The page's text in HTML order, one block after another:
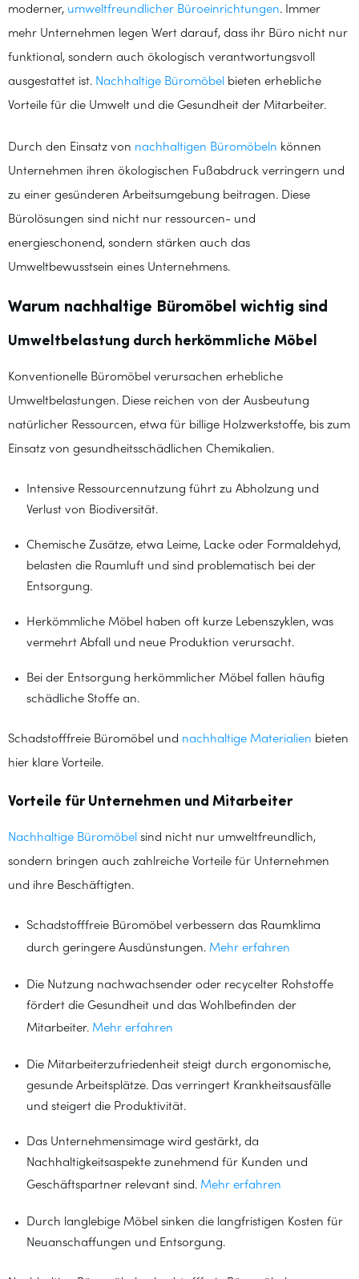
moderner, umweltfreundlicher Büroeinrichtungen. Immer
mehr Unternehmen legen Wert darauf, dass ihr Büro nicht nur
funktional, sondern auch ökologisch verantwortungsvoll
ausgestattet ist. Nachhaltige Büromöbel bieten erhebliche
Vorteile für die Umwelt und die Gesundheit der Mitarbeiter.
Durch den Einsatz von nachhaltigen Büromöbeln können
Unternehmen ihren ökologischen Fußabdruck verringern und
zu einer gesünderen Arbeitsumgebung beitragen. Diese
Bürolösungen sind nicht nur ressourcen- und
energieschonend, sondern stärken auch das
Umweltbewusstsein eines Unternehmens.
Warum nachhaltige Büromöbel wichtig sind
Umweltbelastung durch herkömmliche Möbel
Konventionelle Büromöbel verursachen erhebliche
Umweltbelastungen. Diese reichen von der Ausbeutung
natürlicher Ressourcen, etwa für billige Holzwerkstoffe, bis zum
Einsatz von gesundheitsschädlichen Chemikalien.
Intensive Ressourcennutzung führt zu Abholzung und
Verlust von Biodiversität.
Chemische Zusätze, etwa Leime, Lacke oder Formaldehyd,
belasten die Raumluft und sind problematisch bei der
Entsorgung.
Herkömmliche Möbel haben oft kurze Lebenszyklen, was
vermehrt Abfall und neue Produktion verursacht.
Bei der Entsorgung herkömmlicher Möbel fallen häufig
schädliche Stoffe an.
Schadstofffreie Büromöbel und nachhaltige Materialien bieten
hier klare Vorteile.
Vorteile für Unternehmen und Mitarbeiter
Nachhaltige Büromöbel sind nicht nur umweltfreundlich,
sondern bringen auch zahlreiche Vorteile für Unternehmen
und ihre Beschäftigten.
Schadstofffreie Büromöbel verbessern das Raumklima
durch geringere Ausdünstungen. Mehr erfahren
Die Nutzung nachwachsender oder recycelter Rohstoffe
fördert die Gesundheit und das Wohlbefinden der
Mitarbeiter. Mehr erfahren
Die Mitarbeiterzufriedenheit steigt durch ergonomische,
gesunde Arbeitsplätze. Das verringert Krankheitsausfälle
und steigert die Produktivität.
Das Unternehmensimage wird gestärkt, da
Nachhaltigkeitsaspekte zunehmend für Kunden und
Geschäftspartner relevant sind. Mehr erfahren
Durch langlebige Möbel sinken die langfristigen Kosten für
Neuanschaffungen und Entsorgung.